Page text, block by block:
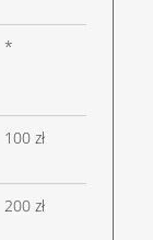
*
100 zł
200 zł